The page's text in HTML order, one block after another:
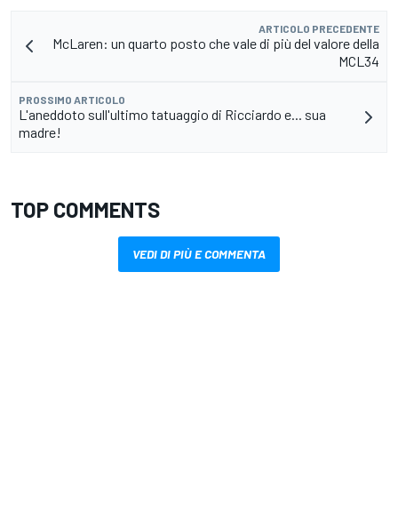
ARTICOLO PRECEDENTE
McLaren: un quarto posto che vale di più del valore della
MCL34
PROSSIMO ARTICOLO
L'aneddoto sull'ultimo tatuaggio di Ricciardo e... sua
madre!
TOP COMMENTS
VEDI DI PIÙ E COMMENTA